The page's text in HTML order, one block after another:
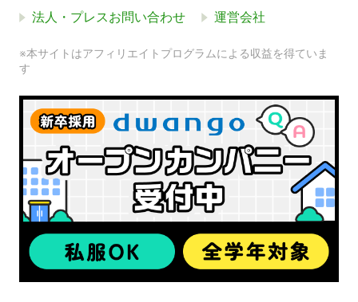
法人・プレスお問い合わせ 運営会社
※本サイトはアフィリエイトプログラムによる収益を得ていま
す